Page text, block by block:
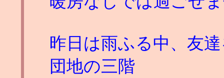
昨日は雨ふる中、友
団地の三階